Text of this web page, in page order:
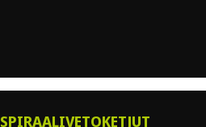
SPIRAALIVETOKETJUT